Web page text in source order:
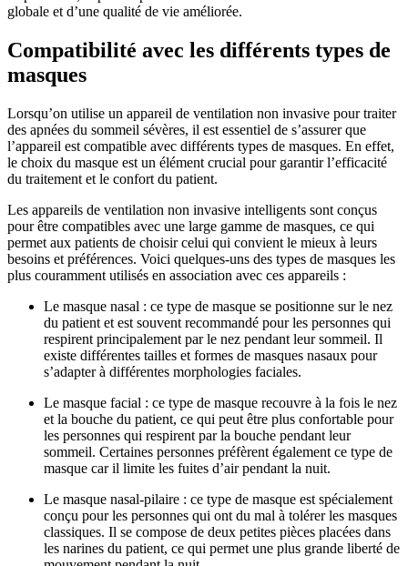
globale et d’une qualité de vie améliorée.
Compatibilité avec les différents types de
masques
Lorsqu’on utilise un appareil de ventilation non invasive pour traiter
des apnées du sommeil sévères, il est essentiel de s’assurer que
l’appareil est compatible avec différents types de masques. En effet,
le choix du masque est un élément crucial pour garantir l’efficacité
du traitement et le confort du patient.
Les appareils de ventilation non invasive intelligents sont conçus
pour être compatibles avec une large gamme de masques, ce qui
permet aux patients de choisir celui qui convient le mieux à leurs
besoins et préférences. Voici quelques-uns des types de masques les
plus couramment utilisés en association avec ces appareils :
Le masque nasal : ce type de masque se positionne sur le nez
du patient et est souvent recommandé pour les personnes qui
respirent principalement par le nez pendant leur sommeil. Il
existe différentes tailles et formes de masques nasaux pour
s’adapter à différentes morphologies faciales.
Le masque facial : ce type de masque recouvre à la fois le nez
et la bouche du patient, ce qui peut être plus confortable pour
les personnes qui respirent par la bouche pendant leur
sommeil. Certaines personnes préfèrent également ce type de
masque car il limite les fuites d’air pendant la nuit.
Le masque nasal-pilaire : ce type de masque est spécialement
conçu pour les personnes qui ont du mal à tolérer les masques
classiques. Il se compose de deux petites pièces placées dans
les narines du patient, ce qui permet une plus grande liberté de